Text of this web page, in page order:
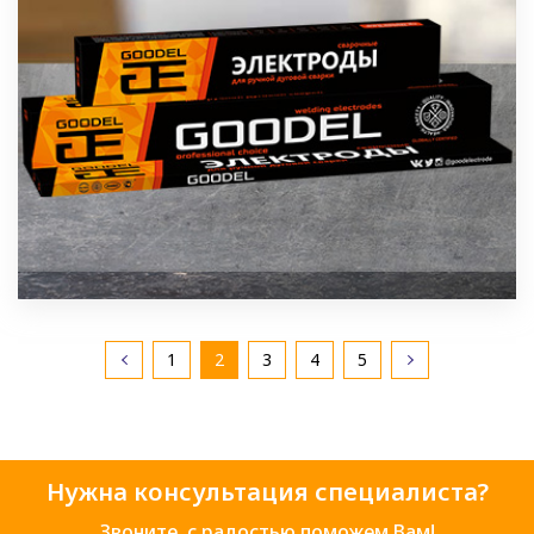
1 2 3 4 5
Нужна консультация специалиста?